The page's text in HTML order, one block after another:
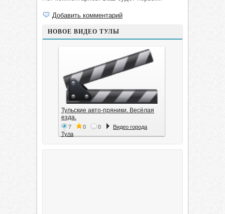
Добавить комментарий
НОВОЕ ВИДЕО ТУЛЫ
Тульские авто-пряники. Весёлая
езда.
7 0 0
Видео города
Тула